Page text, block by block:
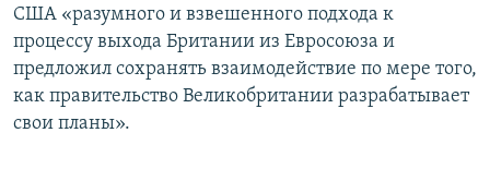
США «разумного и взвешенного подхода к
процессу выхода Британии из Евросоюза и
предложил сохранять взаимодействие по мере того,
как правительство Великобритании разрабатывает
свои планы».